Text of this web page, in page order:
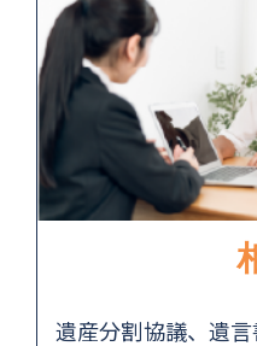
遺産分割協議、遺